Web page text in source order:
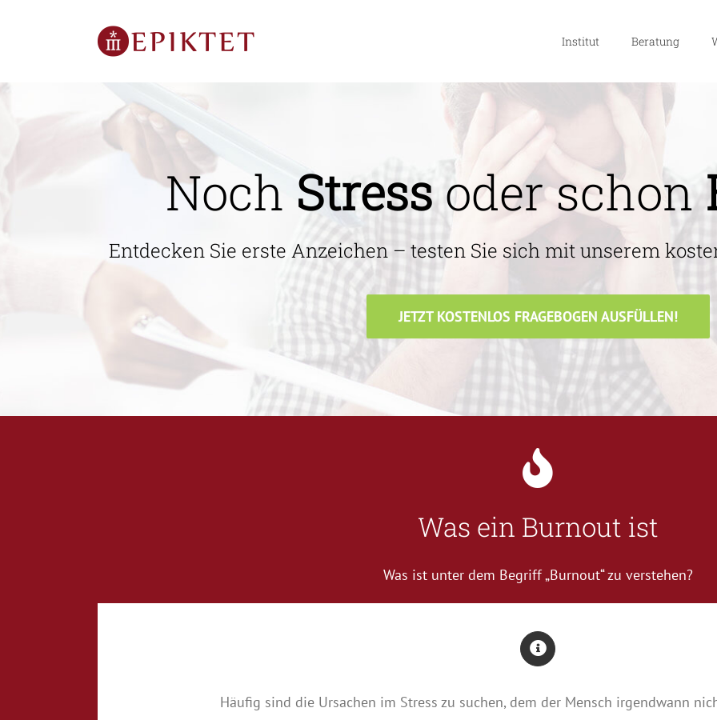
Institut Beratung
Noch Stressoder schon
Entdecken Sie erste Anzeichen – testen Sie sich mit unserem
JETZT KOSTENLOS FRAGEBOGEN AUSFÜLLEN!
Was ein Burnout ist
Was ist unter dem Begriff „Burnout“ zu verstehen?
Häufig sind die Ursachen im Stress zu suchen, dem der Mensch irgendwann